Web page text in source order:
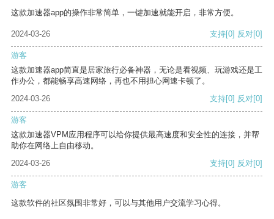
这款加速器app的操作非常简单，一键加速就能开启，非常方便。
2024-03-26 支持[0] 反对[0]
游客
这款加速器app简直是居家旅行必备神器，无论是看视频、玩游戏还是工
作办公，都能畅享高速网络，再也不用担心网速卡顿了。
2024-03-26
支持[0] 反对[0]
游客
这款加速器VPM应用程序可以给你提供最高速度和安全性的连接，并帮
助你在网络上自由移动。
2024-03-26
支持[0] 反对[0]
游客
这款软件的社区氛围非常好，可以与其他用户交流学习心得。